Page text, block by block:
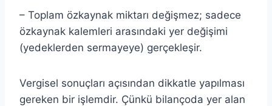
– Toplam özkaynak miktarı değişmez; sadece
özkaynak kalemleri arasındaki yer değişimi
(yedeklerden sermayeye) gerçekleşir.
Vergisel sonuçları açısından dikkatle yapılması
gereken bir işlemdir. Çünkü bilançoda yer alan